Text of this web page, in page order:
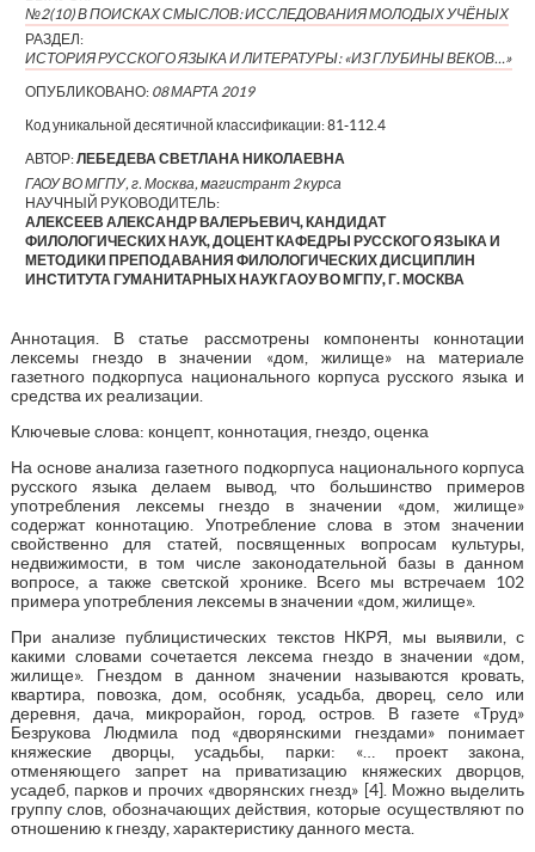
№2(10) В ПОИСКАХ СМЫСЛОВ: ИССЛЕДОВАНИЯ МОЛОДЫХ УЧЁНЫХ
РАЗДЕЛ:
ИСТОРИЯ РУССКОГО ЯЗЫКА И ЛИТЕРАТУРЫ: «ИЗ ГЛУБИНЫ ВЕКОВ…»
ОПУБЛИКОВАНО: 08 МАРТА 2019
Код уникальной десятичной классификации:81-112.4
АВТОР:ЛЕБЕДЕВА СВЕТЛАНА НИКОЛАЕВНА
ГАОУ ВО МГПУ, г. Москва, магистрант 2 курса
НАУЧНЫЙ РУКОВОДИТЕЛЬ:
АЛЕКСЕЕВ АЛЕКСАНДР ВАЛЕРЬЕВИЧ, КАНДИДАТ
ФИЛОЛОГИЧЕСКИХ НАУК, ДОЦЕНТ КАФЕДРЫ РУССКОГО ЯЗЫКА И
МЕТОДИКИ ПРЕПОДАВАНИЯ ФИЛОЛОГИЧЕСКИХ ДИСЦИПЛИН
ИНСТИТУТА ГУМАНИТАРНЫХ НАУК ГАОУ ВО МГПУ, Г. МОСКВА
Аннотация. В статье рассмотрены компоненты коннотации
лексемы гнездо в значении «дом, жилище» на материале
газетного подкорпуса национального корпуса русского языка и
средства их реализации.
Ключевые слова: концепт, коннотация, гнездо, оценка
На основе анализа газетного подкорпуса национального корпуса
русского языка делаем вывод, что большинство примеров
употребления лексемы гнездо в значении «дом, жилище»
содержат коннотацию. Употребление слова в этом значении
свойственно для статей, посвященных вопросам культуры,
недвижимости, в том числе законодательной базы в данном
вопросе, а также светской хронике. Всего мы встречаем 102
примера употребления лексемы в значении «дом, жилище».
При анализе публицистических текстов НКРЯ, мы выявили, с
какими словами сочетается лексема гнездо в значении «дом,
жилище». Гнездом в данном значении называются кровать,
квартира, повозка, дом, особняк, усадьба, дворец, село или
деревня, дача, микрорайон, город, остров. В газете «Труд»
Безрукова Людмила под «дворянскими гнездами» понимает
княжеские дворцы, усадьбы, парки: «… проект закона,
отменяющего запрет на приватизацию княжеских дворцов,
усадеб, парков и прочих «дворянских гнезд» [4]. Можно выделить
группу слов, обозначающих действия, которые осуществляют по
отношению к гнезду, характеристику данного места.